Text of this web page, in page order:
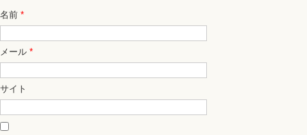
名前 *
メール *
サイト